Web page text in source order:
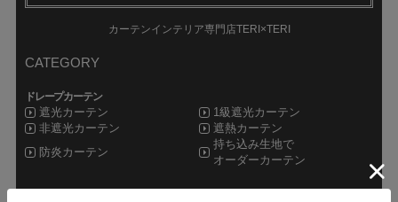
カーテンインテリア専門店TERI×TERI
CATEGORY
ドレープカーテン
遮光カーテン
1級遮光カーテン
非遮光カーテン
遮熱カーテン
防炎カーテン
持ち込み生地で
オーダーカーテン